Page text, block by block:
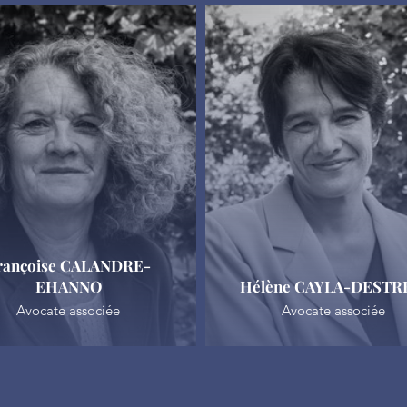
CALANDRE-
EHANNO
Avocate associée
Hélène CAYLA-
Avocate associée